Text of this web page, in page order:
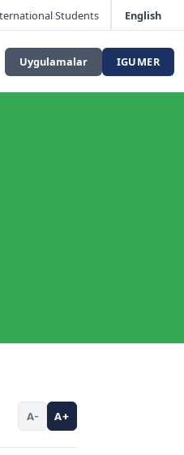
Students English
Uygulamalar IGUMER
A- A+